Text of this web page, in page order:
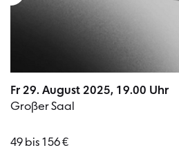
Fr 29. August 2025, 19.00 Uhr
Großer Saal
49 bis 156 €